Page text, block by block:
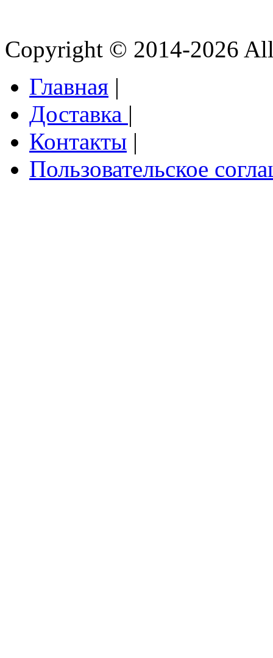
Copyright © 2014-2026
Главная |
Доставка |
Контакты |
Пользовательское